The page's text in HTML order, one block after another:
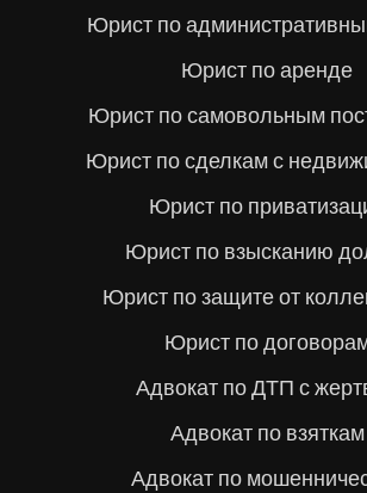
Юрист по
Юрист по аренде
Юрист по самовольным
Юрист по сделкам с
Юрист по
Юрист по взысканию
Юрист по защите от
Юрист по
Адвокат по ДТП с
Адвокат по взяткам
Адвокат по